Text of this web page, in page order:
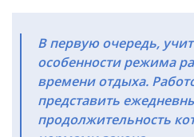
В первую очередь,
особенности режима
времени отдыха.
представить
продолжительность